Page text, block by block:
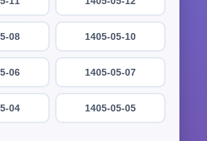
1405-05-10
08
1405-05-07
06
1405-05-05
04